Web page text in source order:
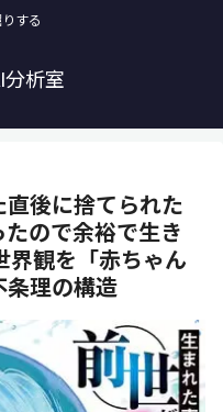
する
析室
直後に捨てられた
ので余裕で生き
界観を「赤ちゃん
条理の構造